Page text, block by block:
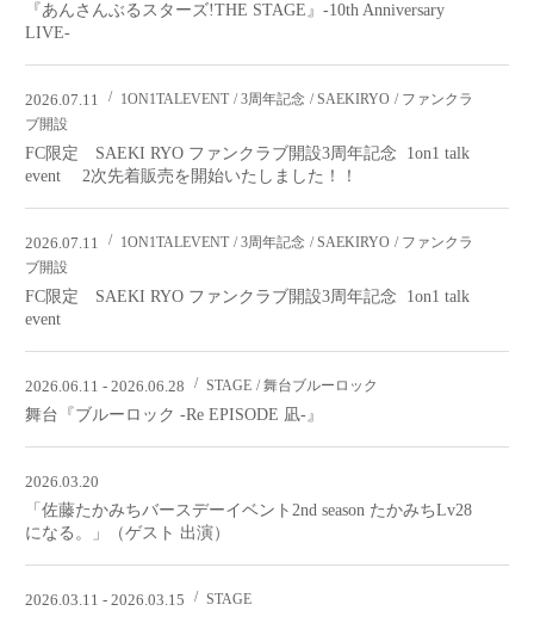
『あんさんぶるスターズ!THE STAGE』-10th Anniversary
LIVE-
2026.07.11 1ON1TALEVENT 3周年記念 SAEKIRYO
ファンクラ
ブ開設
FC限定 SAEKI RYO ファンクラブ開設3周年記念 1on1 talk
event 2次先着販売を開始いたしました！！
2026.07.11 1ON1TALEVENT 3周年記念 SAEKIRYO
ファンクラ
ブ開設
FC限定 SAEKI RYO ファンクラブ開設3周年記念 1on1 talk
event
2026.06.11 - 2026.06.28 STAGE 舞台ブルーロック
舞台『ブルーロック -Re EPISODE 凪-』
2026.03.20
「佐藤たかみちバースデーイベント2nd season たかみちLv28
になる。」（ゲスト 出演）
2026.03.11 - 2026.03.15 STAGE